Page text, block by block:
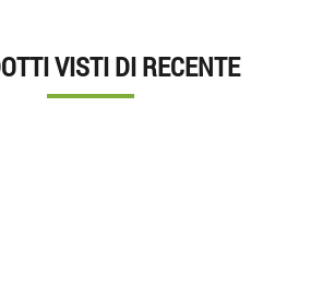
VISTI DI RECENTE